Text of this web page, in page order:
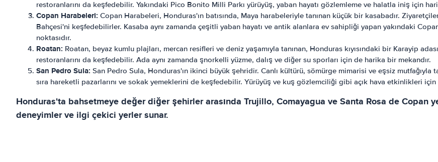
restoranlarını da keşfedebilir. Yakındaki Pico Bonito Milli Parkı yürüyüş, yaban hayatı gözlemleme ve halatla iniş için
Copan Harabeleri: Copan Harabeleri, Honduras'ın batısında, Maya harabeleriyle tanınan küçük bir kasabadır.
Bahçesi'ni keşfedebilirler. Kasaba aynı zamanda çeşitli yaban hayatı ve antik alanlara ev sahipliği yapan yakındaki
noktasıdır.
Roatan: Roatan, beyaz kumlu plajları, mercan resifleri ve deniz yaşamıyla tanınan, Honduras kıyısındaki bir Karayip
restoranlarını da keşfedebilir. Ada aynı zamanda şnorkelli yüzme, dalış ve diğer su sporları için de harika bir mekandır.
San Pedro Sula: San Pedro Sula, Honduras'ın ikinci büyük şehridir. Canlı kültürü, sömürge mimarisi ve eşsiz mutfağıyla
sıra hareketli pazarlarını ve sokak yemeklerini de keşfedebilir. Yürüyüş ve kuş gözlemciliği gibi açık hava etkinlikleri için
Honduras'ta bahsetmeye değer diğer şehirler arasında Trujillo, Comayagua ve Santa Rosa de Copan
deneyimler ve ilgi çekici yerler sunar.